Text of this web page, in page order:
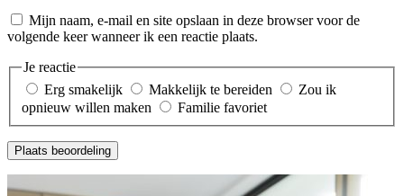
Mijn naam, e-mail en site opslaan in deze browser voor de
volgende keer wanneer ik een reactie plaats.
Je reactie
Erg smakelijk
Makkelijk te bereiden
Zou ik
opnieuw willen maken
Familie favoriet
Plaats beoordeling